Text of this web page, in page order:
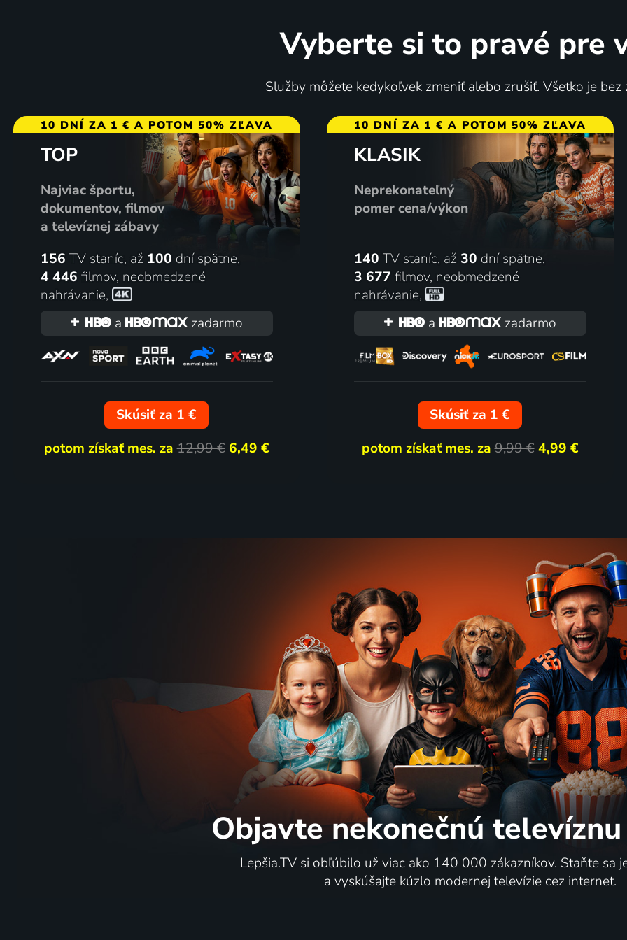
1998 | Česká republika, Slovensko | Romantický 1998 | USA | Dráma
53%
Nedostupná pro kovboje
1998 | Kanada | Romantický, Komédia, Western
Běh černé kočky
1998 | USA | Mysteriózny, Thriller
Vyberte si to pravé pre
Služby môžete kedykoľvek zmeniť alebo zrušiť. Všetko je bez
10 DNÍ ZA 1 € A POTOM 50% ZĽAVA
TOP
Najviac športu,
dokumentov, filmov
a televíznej zábavy
156 TV staníc, až 100 dní spätne,
4 446 filmov, neobmedzené
nahrávanie,
a
zadarmo
Skúsiť za 1 €
potom získať mes. za12,99 € 6,49 €
10 DNÍ ZA 1 € A POTOM 50% ZĽAVA
KLASIK
Neprekonateľný
pomer cena/výkon
140 TV staníc, až 30 dní spätne,
3 677 filmov, neobmedzené
nahrávanie,
a
zadarmo
Skúsiť za 1 €
potom získať mes. za9,99 € 4,99 €
Objavte nekonečnú
Lepšia.TV si obľúbilo už viac ako 140 000 zákazníkov. Staňte sa
a vyskúšajte kúzlo modernej televízie cez internet.